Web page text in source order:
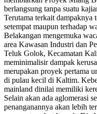
berlangsung tanpa suatu
Terutama terkait dampaknya
setempat maupun terhadap
Belakangan mengemuka
area Kawasan Industri dan
Teluk Golok, Kecamatan
meminimalisir dampak
merupakan proyek pertama
di pulau kecil di Kaltim.
mainland dinilai memiliki
Selain akan ada aglomerasi
penanganannya akan lebih